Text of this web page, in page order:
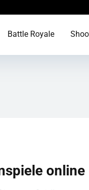
Battle Royale
online